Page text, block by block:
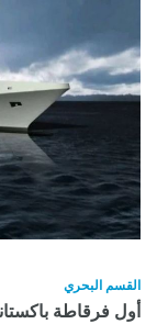
القسم البحري
أول فرقاطة